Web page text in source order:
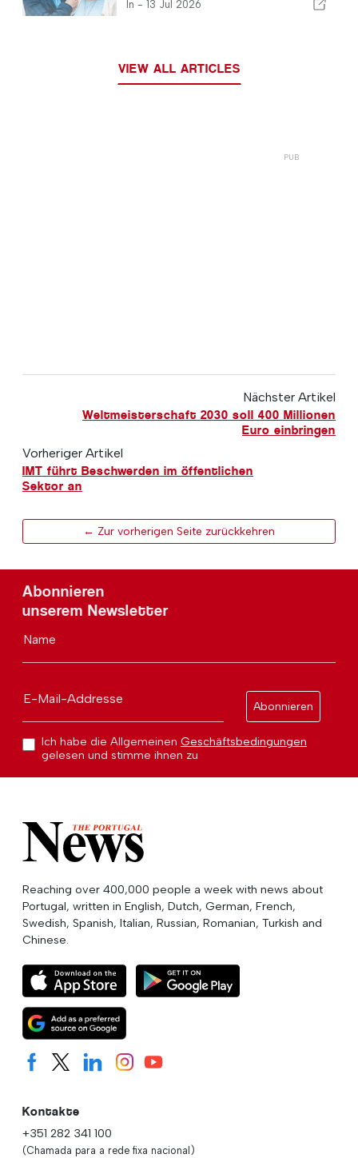
In - 13 Jul 2026
VIEW ALL ARTICLES
Nächster Artikel
Weltmeisterschaft 2030 soll 400 Millionen
Euro einbringen
Vorheriger Artikel
IMT führt Beschwerden im öffentlichen
Sektor an
← Zur vorherigen Seite zurückkehren
Abonnieren
unserem Newsletter
Name
E-Mail-Addresse
Abonnieren
Ich habe die Allgemeinen Geschäftsbedingungen
gelesen und stimme ihnen zu
Reaching over 400,000 people a week with news about
Portugal, written in English, Dutch, German, French,
Swedish, Spanish, Italian, Russian, Romanian, Turkish and
Chinese.
Kontakte
+351 282 341 100
(Chamada para a rede fixa nacional)